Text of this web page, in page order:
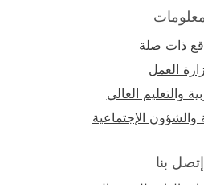
ذات صلة
العمل
والتعليم العالي
والشؤون الإجتماعية
إتصل بنا